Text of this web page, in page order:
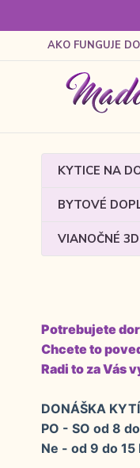
AKO FUNGUJE
KYTICE NA
BYTOVÉ
VIANOČNÉ
Potrebujete
Chcete to
Radi to za Vás
DONÁŠKA
PO - SO od 8
Ne - od 9 do 15